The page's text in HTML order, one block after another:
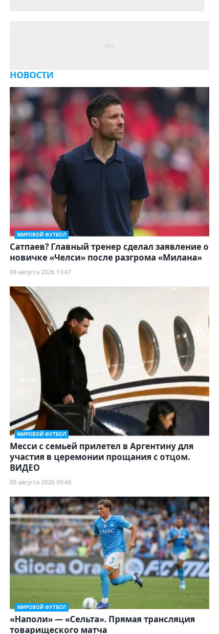
НОВОСТИ
МИРОВОЙ ФУТБОЛ
Сатпаев? Главный тренер сделал заявление о
новичке «Челси» после разгрома «Милана»
09 августа 2026 13:47
МИРОВОЙ ФУТБОЛ
Месси с семьей прилетел в Аргентину для
участия в церемонии прощания с отцом.
ВИДЕО
09 августа 2026 09:48
МИРОВОЙ ФУТБОЛ
«Наполи» — «Сельта». Прямая трансляция
товарищеского матча